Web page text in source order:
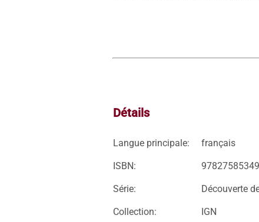
Détails
Langue principale: français
ISBN:
Série: Découverte
Collection: IGN